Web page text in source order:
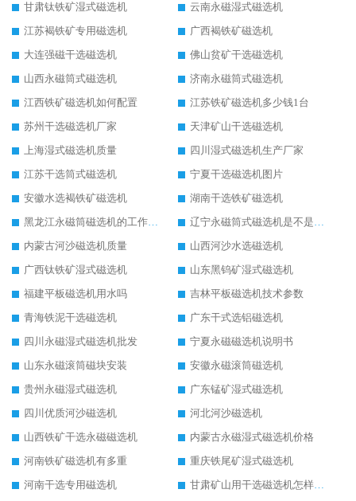
甘肃钛铁矿湿式磁选机
云南永磁湿式磁选机
江苏褐铁矿专用磁选机
广西褐铁矿磁选机
大连强磁干选磁选机
佛山贫矿干选磁选机
山西永磁筒式磁选机
济南永磁筒式磁选机
江西铁矿磁选机如何配置
江苏铁矿磁选机多少钱1台
苏州干选磁选机厂家
天津矿山干选磁选机
上海湿式磁选机质量
四川湿式磁选机生产厂家
江苏干选筒式磁选机
宁夏干选磁选机图片
安徽水选褐铁矿磁选机
湖南干选铁矿磁选机
黑龙江永磁筒磁选机的工作原理
辽宁永磁筒式磁选机是不是强磁
内蒙古河沙磁选机质量
山西河沙水选磁选机
广西钛铁矿湿式磁选机
山东黑钨矿湿式磁选机
福建平板磁选机用水吗
吉林平板磁选机技术参数
青海铁泥干选磁选机
广东干式选铝磁选机
四川永磁湿式磁选机批发
宁夏永磁磁选机说明书
山东永磁滚筒磁块安装
安徽永磁滚筒磁选机
贵州永磁湿式磁选机
广东锰矿湿式磁选机
四川优质河沙磁选机
河北河沙磁选机
山西铁矿干选永磁磁选机
内蒙古永磁湿式磁选机价格
河南铁矿磁选机有多重
重庆铁尾矿湿式磁选机
河南干选专用磁选机
甘肃矿山用干选磁选机怎样调磁